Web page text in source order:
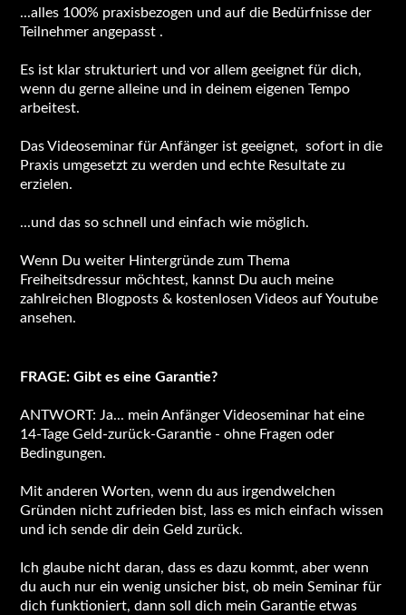
...alles 100% praxisbezogen und auf die Bedürfnisse der
Teilnehmer angepasst .
Es ist klar strukturiert und vor allem geeignet für dich,
wenn du gerne alleine und in deinem eigenen Tempo
arbeitest.
Das Videoseminar für Anfänger ist geeignet, sofort in die
Praxis umgesetzt zu werden und echte Resultate zu
erzielen.
...und das so schnell und einfach wie möglich.
Wenn Du weiter Hintergründe zum Thema
Freiheitsdressur möchtest, kannst Du auch meine
zahlreichen Blogposts & kostenlosen Videos auf Youtube
ansehen.
FRAGE: Gibt es eine Garantie?
ANTWORT: Ja... mein Anfänger Videoseminar hat eine
14-Tage Geld-zurück-Garantie - ohne Fragen oder
Bedingungen.
Mit anderen Worten, wenn du aus irgendwelchen
Gründen nicht zufrieden bist, lass es mich einfach wissen
und ich sende dir dein Geld zurück.
Ich glaube nicht daran, dass es dazu kommt, aber wenn
du auch nur ein wenig unsicher bist, ob mein Seminar für
dich funktioniert, dann soll dich mein Garantie etwas